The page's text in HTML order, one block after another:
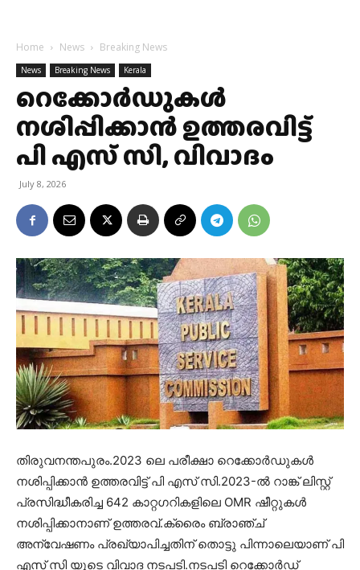
Home News Breaking News
News Breaking News Kerala
റെക്കോർഡുകൾ
നശിപ്പിക്കാൻ ഉത്തരവിട്ട്
പി എസ് സി, വിവാദം
July 8, 2026
തിരുവനന്തപുരം.2023 ലെ പരീക്ഷാ റെക്കോർഡുകൾ
നശിപ്പിക്കാൻ ഉത്തരവിട്ട് പി എസ് സി.2023-ൽ റാങ്ക് ലിസ്റ്റ്
പ്രസിദ്ധീകരിച്ച 642 കാറ്റഗറികളിലെ OMR ഷീറ്റുകൾ
നശിപ്പിക്കാനാണ് ഉത്തരവ്.ക്രൈം ബ്രാഞ്ച്
അന്വേഷണം പ്രഖ്യാപിച്ചതിന് തൊട്ടു പിന്നാലെയാണ് പി
എസ് സി യുടെ വിവാദ നടപടി.നടപടി റെക്കോർഡ്